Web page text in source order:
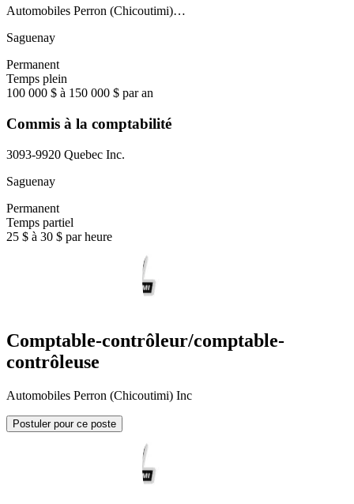
Automobiles Perron (Chicoutimi)…
Saguenay
Permanent
Temps plein
100 000 $ à 150 000 $ par an
Commis à la comptabilité
3093-9920 Quebec Inc.
Saguenay
Permanent
Temps partiel
25 $ à 30 $ par heure
Comptable-contrôleur/comptable-
contrôleuse
Automobiles Perron (Chicoutimi) Inc
Postuler pour ce poste